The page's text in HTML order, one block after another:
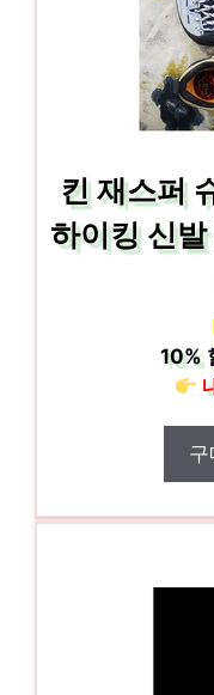
킨 재스퍼
하이킹 신
10%
구